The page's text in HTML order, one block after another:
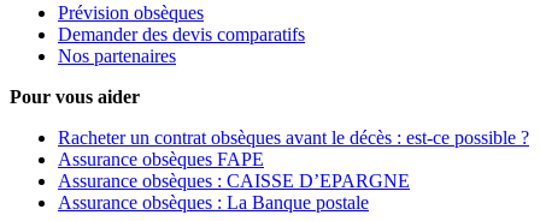
Prévision obsèques
Demander des devis comparatifs
Nos partenaires
Pour vous aider
Racheter un contrat obsèques avant le décès : est-ce possible ?
Assurance obsèques FAPE
Assurance obsèques : CAISSE D’EPARGNE
Assurance obsèques : La Banque postale